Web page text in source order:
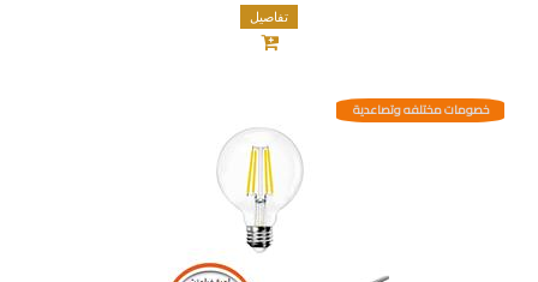
تفاصيل
خصومات مختلفه وتصاعدية